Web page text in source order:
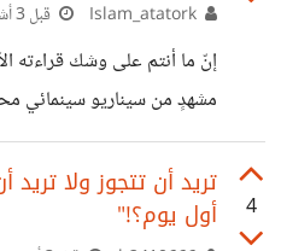
قبل 3 أشهر
إنّ ما أنتم على وشك قراءته
مشهدٍ من سيناريو سينمائي
المنبوشة من أعمق السجلات
والسياسية الكبرى التي
بمفاهيم النفوذ والسلطة إلى
4
تريد أن تتجوز ولا
أول يوم؟!"